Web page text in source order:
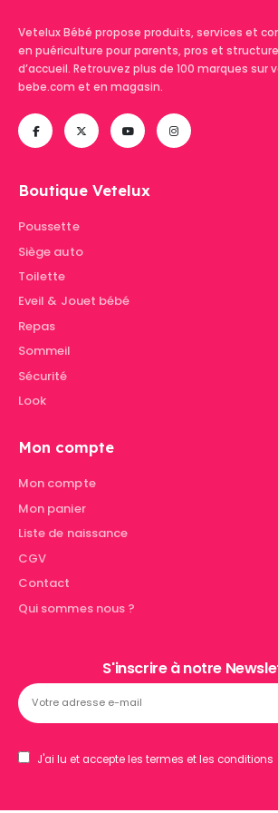
Vetelux Bébé propose produits, services et
en puériculture pour parents, pros et
d’accueil. Retrouvez plus de 100 marques sur
bebe.com et en magasin.
Boutique Vetelux
Poussette
Siège auto
Toilette
Eveil & Jouet bébé
Repas
Sommeil
Sécurité
Look
Mon compte
Mon compte
Mon panier
Liste de naissance
CGV
Contact
Qui sommes nous ?
S'inscrire à notre
J'ai lu et accepte les termes et les conditions